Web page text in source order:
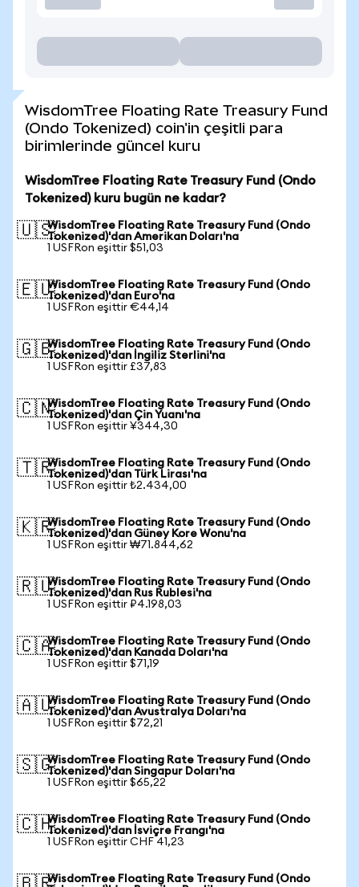
WisdomTree Floating Rate Treasury Fund
(Ondo Tokenized) coin'in çeşitli para
birimlerinde güncel kuru
WisdomTree Floating Rate Treasury Fund (Ondo
Tokenized) kuru bugün ne kadar?
🇺🇸WisdomTree Floating Rate Treasury Fund (Ondo
Tokenized)'dan Amerikan Doları'na
1 USFRon eşittir $51,03
🇪🇺WisdomTree Floating Rate Treasury Fund (Ondo
Tokenized)'dan Euro'na
1 USFRon eşittir €44,14
🇬🇧WisdomTree Floating Rate Treasury Fund (Ondo
Tokenized)'dan İngiliz Sterlini'na
1 USFRon eşittir £37,83
🇨🇳WisdomTree Floating Rate Treasury Fund (Ondo
Tokenized)'dan Çin Yuanı'na
1 USFRon eşittir ¥344,30
🇹🇷WisdomTree Floating Rate Treasury Fund (Ondo
Tokenized)'dan Türk Lirası'na
1 USFRon eşittir ₺2.434,00
🇰🇷WisdomTree Floating Rate Treasury Fund (Ondo
Tokenized)'dan Güney Kore Wonu'na
1 USFRon eşittir ₩71.844,62
🇷🇺WisdomTree Floating Rate Treasury Fund (Ondo
Tokenized)'dan Rus Rublesi'na
1 USFRon eşittir ₽4.198,03
🇨🇦WisdomTree Floating Rate Treasury Fund (Ondo
Tokenized)'dan Kanada Doları'na
1 USFRon eşittir $71,19
🇦🇺WisdomTree Floating Rate Treasury Fund (Ondo
Tokenized)'dan Avustralya Doları'na
1 USFRon eşittir $72,21
🇸🇬WisdomTree Floating Rate Treasury Fund (Ondo
Tokenized)'dan Singapur Doları'na
1 USFRon eşittir $65,22
🇨🇭WisdomTree Floating Rate Treasury Fund (Ondo
Tokenized)'dan İsviçre Frangı'na
1 USFRon eşittir CHF 41,23
WisdomTree Floating Rate Treasury Fund (Ondo